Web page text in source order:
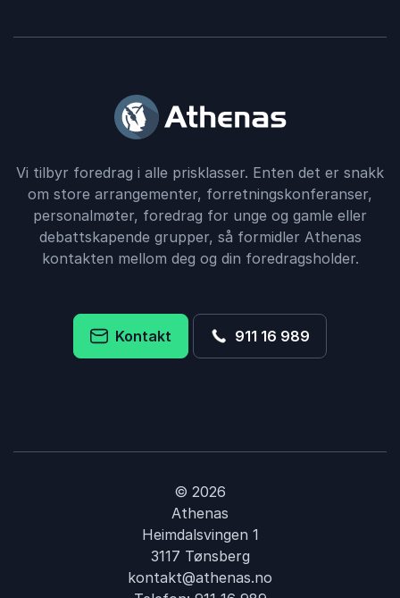
Vi tilbyr foredrag i alle prisklasser. Enten det er snakk
om store arrangementer, forretningskonferanser,
personalmøter, foredrag for unge og gamle eller
debattskapende grupper, så formidler Athenas
kontakten mellom deg og din foredragsholder.
Kontakt 911 16 989
© 2026
Athenas
Heimdalsvingen 1
3117 Tønsberg
kontakt@athenas.no